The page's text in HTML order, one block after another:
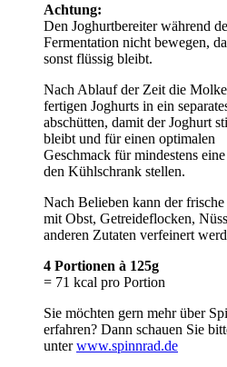
Achtung:
Den Joghurtbereiter während
Fermentation nicht bewegen,
sonst flüssig bleibt.
Nach Ablauf der Zeit die
fertigen Joghurts in ein
abschütten, damit der Joghurt
bleibt und für einen optimalen
Geschmack für mindestens
den Kühlschrank stellen.
Nach Belieben kann der
mit Obst, Getreideflocken,
anderen Zutaten verfeinert
4 Portionen à 125g
= 71 kcal pro Portion
Sie möchten gern mehr über
erfahren? Dann schauen Sie
unterwww.spinnrad.de